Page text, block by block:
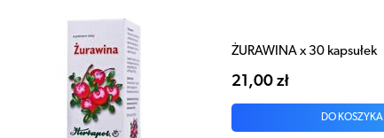
ŻURAWINA x 30 kapsułek
21,00 zł
DO KOSZYKA